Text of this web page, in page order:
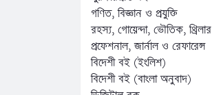
গণিত, বিজ্ঞান ও প্রযুক্তি
রহস্য, গোয়েন্দা, ভৌতিক, থ্রিলার
প্রফেশনাল, জার্নাল ও রেফারেন্স
বিদেশী বই (ইংলিশ)
বিদেশী বই (বাংলা অনুবাদ)